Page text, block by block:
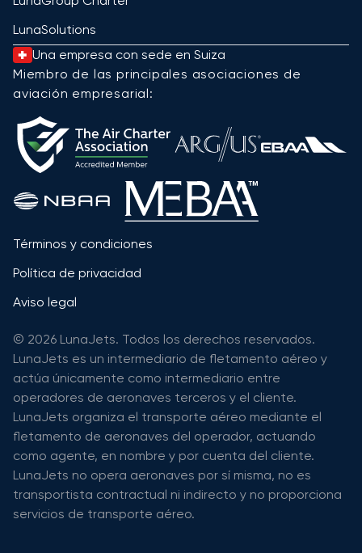
LunaSolutions
Una empresa con sede en Suiza
Miembro de las principales asociaciones de
aviación empresarial:
Términos y condiciones
Política de privacidad
Aviso legal
© 2026 LunaJets. Todos los derechos reservados.
LunaJets es un intermediario de fletamento aéreo y
actúa únicamente como intermediario entre
operadores de aeronaves terceros y el cliente.
LunaJets organiza el transporte aéreo mediante el
fletamento de aeronaves del operador, actuando
como agente, en nombre y por cuenta del cliente.
LunaJets no opera aeronaves por sí misma, no es
transportista contractual ni indirecto y no proporciona
servicios de transporte aéreo.